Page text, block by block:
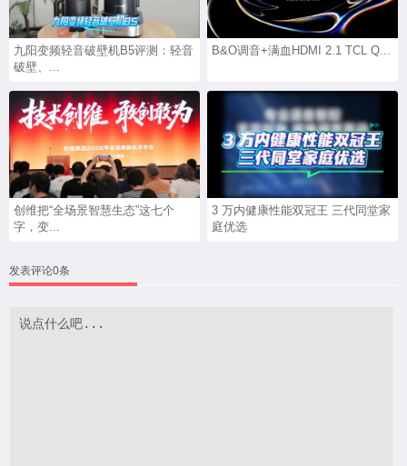
九阳变频轻音破壁机B5评测：轻音
破壁、...
B&O调音+满血HDMI 2.1 TCL Q...
创维把“全场景智慧生态”这七个
字，变...
3 万内健康性能双冠王 三代同堂家
庭优选
发表评论0条